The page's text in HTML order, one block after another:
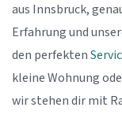
aus Innsbruck,
Erfahrung und
den perfekten
kleine Wohnung
wir stehen dir mit